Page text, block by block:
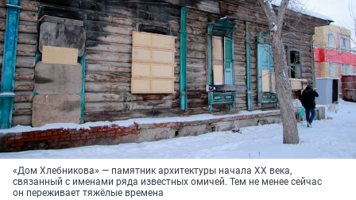
«Дом Хлебникова» — памятник архитектуры начала XX века,
связанный с именами ряда известных омичей. Тем не менее сейчас
он переживает тяжёлые времена